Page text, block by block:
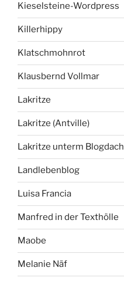
Kieselsteine-Wordpress
Killerhippy
Klatschmohnrot
Klausbernd Vollmar
Lakritze
Lakritze (Antville)
Lakritze unterm Blogdach
Landlebenblog
Luisa Francia
Manfred in der Texthölle
Maobe
Melanie Näf